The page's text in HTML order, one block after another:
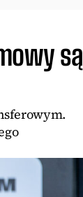
są